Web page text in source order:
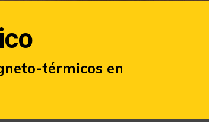
térmicos en